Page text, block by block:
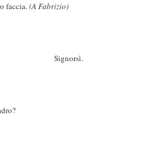
faccia.(A Fabrizio)